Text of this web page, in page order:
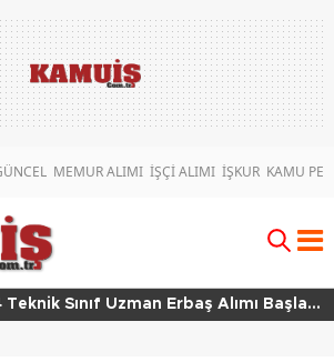
MEMUR ALIMI İŞÇİ ALIMI İŞKUR KAMU
Sınıf Uzman Erbaş Alımı Başladı